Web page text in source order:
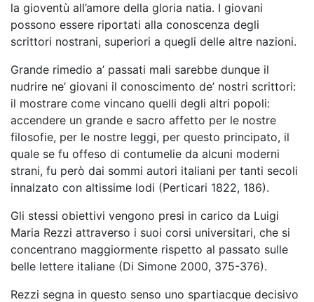
la gioventù all’amore della gloria natia. I giovani
possono essere riportati alla conoscenza degli
scrittori nostrani, superiori a quegli delle altre nazioni.
Grande rimedio a’ passati mali sarebbe dunque il
nudrire ne’ giovani il conoscimento de’ nostri scrittori:
il mostrare come vincano quelli degli altri popoli:
accendere un grande e sacro affetto per le nostre
filosofie, per le nostre leggi, per questo principato, il
quale se fu offeso di contumelie da alcuni moderni
strani, fu però dai sommi autori italiani per tanti secoli
innalzato con altissime lodi (Perticari 1822, 186).
Gli stessi obiettivi vengono presi in carico da Luigi
Maria Rezzi attraverso i suoi corsi universitari, che si
concentrano maggiormente rispetto al passato sulle
belle lettere italiane (Di Simone 2000, 375-376).
Rezzi segna in questo senso uno spartiacque decisivo